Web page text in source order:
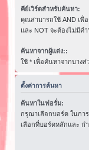
คีย์เวิร์ดสำหรับค้นหา:
คุณสามารถใช้ AND เพื่
และ NOT จะต้องไม่มีค
ค้นหาจากผู้แต่ง::
ใช้ * เพื่อค้นหาจากบาง
ตั้งค่าการค้นหา
ค้นหาในฟอรั่ม:
กรุณาเลือกบอร์ด ในกา
เลือกที่บอร์ดหลักและ ก